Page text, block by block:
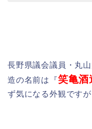
長野県議会議員・丸
造の名前は『笑亀酒
ず気になる外観ですが